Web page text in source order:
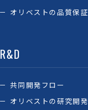
オリベストの品質保証
R&D
共同開発フロー
オリベストの研究開発